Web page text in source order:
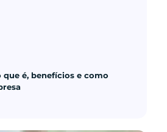
que é, benefícios e como